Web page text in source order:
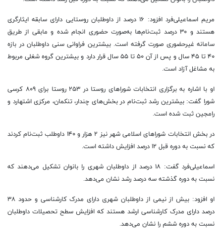
مریم اسماعیلی‌فرد افزود: ۱۶ درصد از داوطلبان روستایی دارای سابقه ایثارگری
هستند و ۳۰ درصد ثبت‌نام‌ها به‌صورت حضوری انجام شده و مابقی از طریق
سامانه غیرحضوری صورت گرفته است. بیشترین فراوانی سنی داوطلبان در بازه
۴۰ تا ۴۵ سال و پس از آن ۵۰ تا ۵۵ سال قرار دارد و بیشترین گروه شغلی مربوط
به مشاغل آزاد است.
او با اشاره به برگزاری انتخابات شوراهای روستا در ۲۵۳ روستا برای ۸۰۹ کرسی
شورا گفت: بیشترین رشد ثبت‌نام در بخش‌های چندار، تنکمان، مرکزی اشتهارد و
رامجین ثبت شده است.
در بخش انتخابات شوراهای اسلامی شهر نیز ۲ هزار و ۱۴۰ داوطلب ثبت‌نام کردند
که نسبت به دوره قبل ۱۲ درصد افزایش داشته است.
اسماعیلی‌فرد گفت: ۱۸ درصد از داوطلبان شهری را بانوان تشکیل می‌دهند که
نسبت به دوره گذشته سه درصد رشد نشان می‌دهد.
او افزود: بیش از نیمی از داوطلبان شهری دارای مدرک کارشناسی و حدود ۳۸
درصد دارای مدرک کارشناسی ارشد هستند که افزایش سطح تحصیلات داوطلبان
نسبت به دوره ششم را نشان می‌دهد.